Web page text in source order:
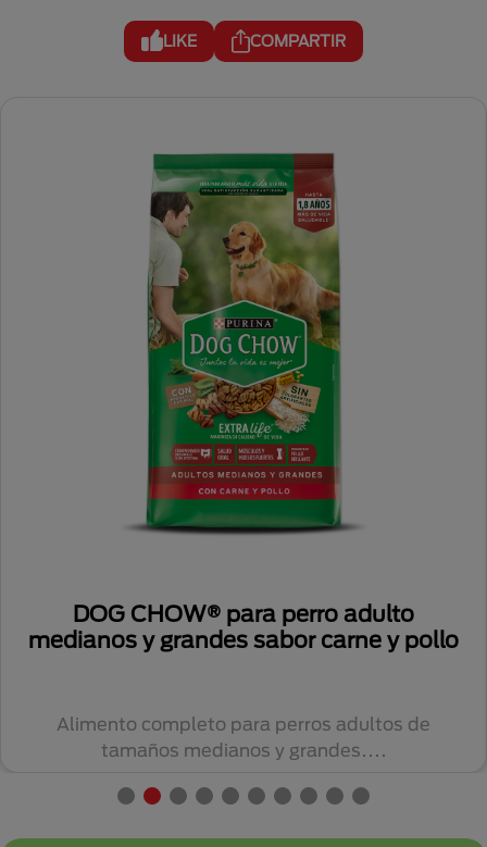
LIKE COMPARTIR
DOG CHOW® para perro adulto
medianos y grandes sabor carne y pollo
Alimento completo para perros adultos de
tamaños medianos y grandes....